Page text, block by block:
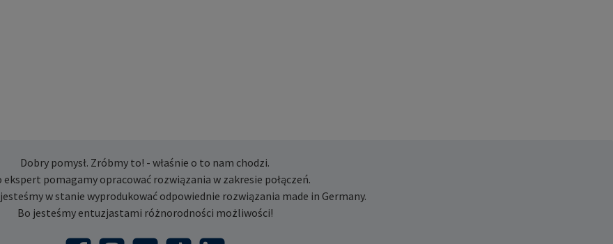
Dobry pomysł. Zróbmy to! - właśnie o to nam chodzi.
ekspert pomagamy opracować rozwiązania w zakresie połączeń.
w stanie wyprodukować odpowiednie rozwiązania made in Germany.
Bo jesteśmy entuzjastami różnorodności możliwości!